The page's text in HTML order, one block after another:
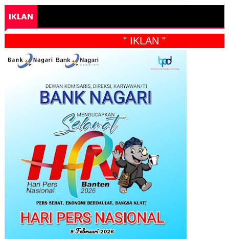
IKLAN
" IKLAN "